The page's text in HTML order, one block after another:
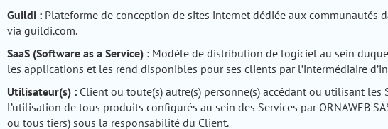
Guildi : Plateforme de conception de sites internet dédiée aux communautés
via guildi.com.
SaaS (Software as a Service) : Modèle de distribution de logiciel au sein
les applications et les rend disponibles pour ses clients par l’intermédiaire
Utilisateur(s) : Client ou toute(s) autre(s) personne(s) accédant ou utilisant les
l’utilisation de tous produits configurés au sein des Services par ORNAWEB
ou tous tiers) sous la responsabilité du Client.